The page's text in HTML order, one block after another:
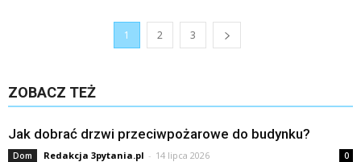
1 2 3
ZOBACZ TEŻ
Jak dobrać drzwi przeciwpożarowe do budynku?
Dom Redakcja 3pytania.pl - 14 lipca 2026 0